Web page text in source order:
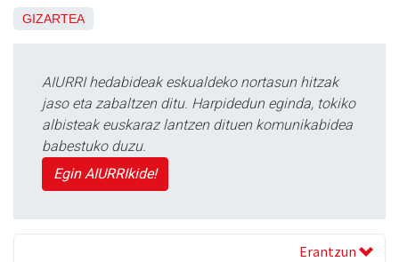
GIZARTEA
AIURRI hedabideak eskualdeko nortasun hitzak
jaso eta zabaltzen ditu. Harpidedun eginda, tokiko
albisteak euskaraz lantzen dituen komunikabidea
babestuko duzu.
Egin AIURRIkide!
Erantzun